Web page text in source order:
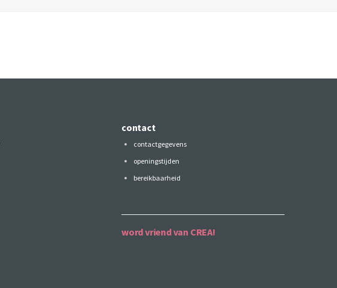
contact
contactgegevens
openingstijden
bereikbaarheid
word vriend van CREA!